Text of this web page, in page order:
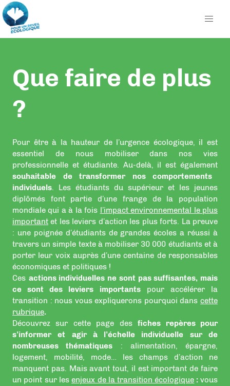
Que faire de plus
?
Pour être à la hauteur de l’urgence écologique, il est
essentiel de nous mobiliser dans nos vies
professionnelle et étudiante. Au-delà, il est également
souhaitable de transformer nos comportements
individuels. Les étudiants du supérieur et les jeunes
diplômés font partie d’une frange de la population
mondiale qui a à la fois l’impact environnemental le plus
important et les leviers d’action les plus forts. La preuve
: une poignée d’étudiants de grandes écoles a réussi à
travers un simple texte à mobiliser 30 000 étudiants et à
porter leur voix auprès d’une centaine de responsables
économiques et politiques !
Ces actions individuelles ne sont pas suffisantes, mais
ce sont des leviers importantspour accélérer la
transition : nous vous expliquerons pourquoi dans cette
rubrique.
Découvrez sur cette page desfiches repères pour
s’informer et agir à l’échelle individuelle sur de
nombreuses thématiques : alimentation, épargne,
logement, mobilité, mode… les champs d’action ne
manquent pas. Mais avant tout, il est important de faire
un point sur lesenjeux de la transition écologique :vous